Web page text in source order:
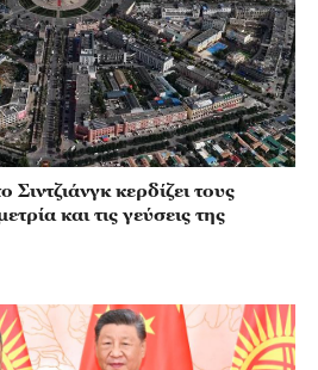
κερδίζει τους
και τις γεύσεις της